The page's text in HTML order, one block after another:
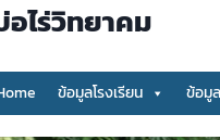
อไร่วิทยาคม
ข้อมูลโรงเรียน ข้อมู